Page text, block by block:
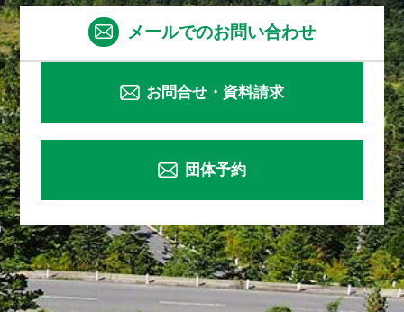
メールでのお問い合わせ
お問合せ・資料請求
団体予約